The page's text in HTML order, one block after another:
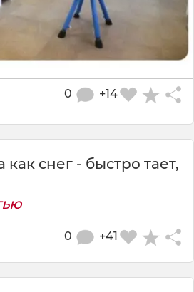
+14
0
как снег - быстро тает,
+41
0